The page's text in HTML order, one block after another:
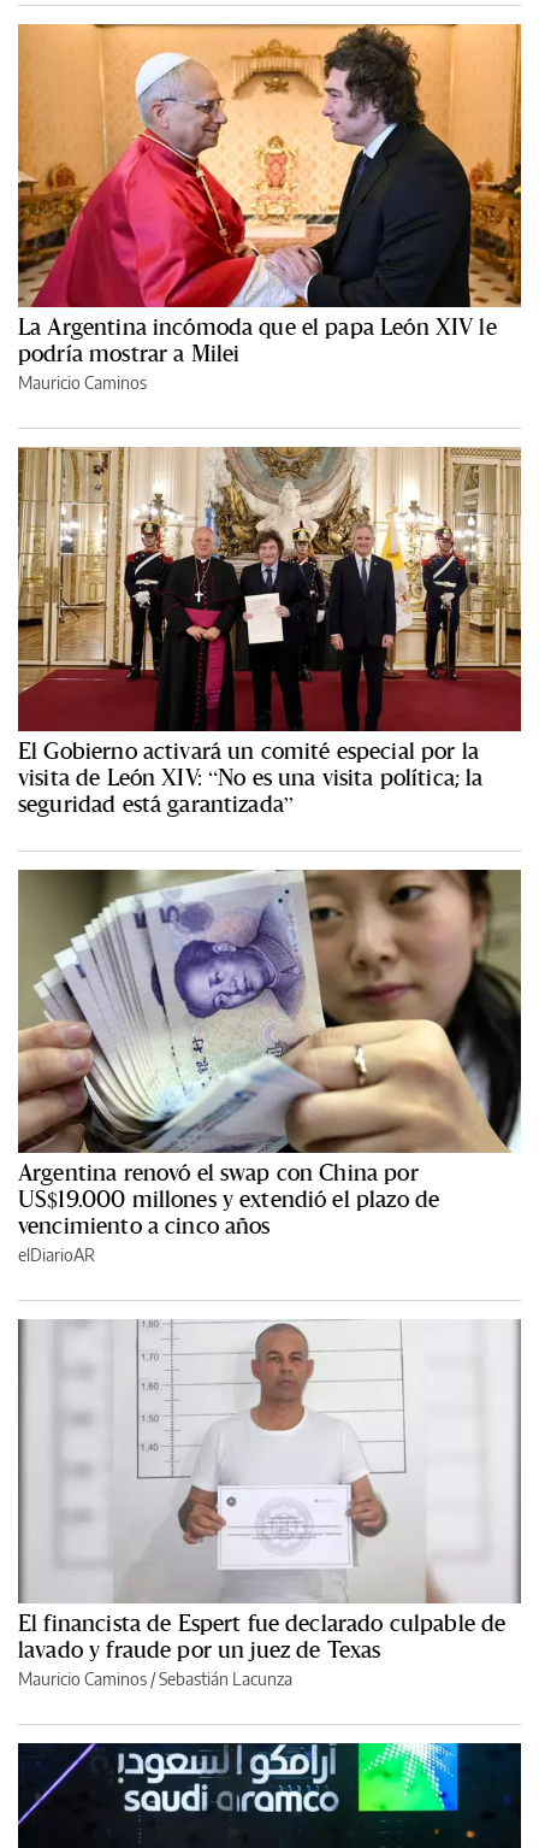
La Argentina incómoda que el papa León XIV le
podría mostrar a Milei
Mauricio Caminos
El Gobierno activará un comité especial por la
visita de León XIV: “No es una visita política; la
seguridad está garantizada”
Argentina renovó el swap con China por
US$19.000 millones y extendió el plazo de
vencimiento a cinco años
elDiarioAR
El financista de Espert fue declarado culpable de
lavado y fraude por un juez de Texas
Mauricio Caminos /Sebastián Lacunza